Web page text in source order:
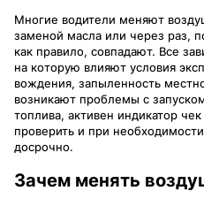
Многие водители меняют
заменой масла или через раз,
как правило, совпадают. Все
на которую влияют условия
вождения, запыленность
возникают проблемы с
топлива, активен индикатор
проверить и при
досрочно.
Зачем менять